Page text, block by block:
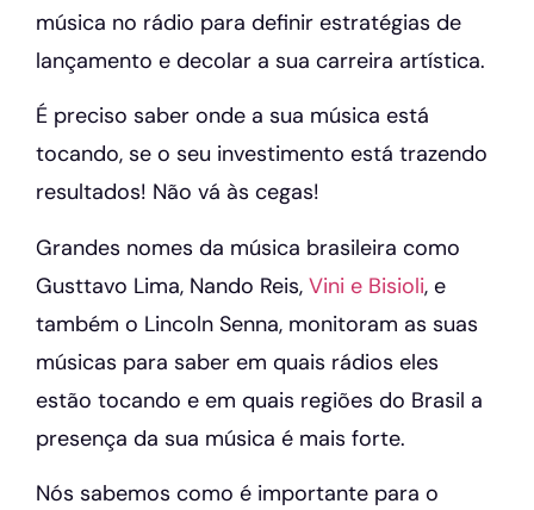
música no rádio para definir estratégias de
lançamento e decolar a sua carreira artística.
É preciso saber onde a sua música está
tocando, se o seu investimento está trazendo
resultados! Não vá às cegas!
Grandes nomes da música brasileira como
Gusttavo Lima, Nando Reis, Vini e Bisioli, e
também o Lincoln Senna, monitoram as suas
músicas para saber em quais rádios eles
estão tocando e em quais regiões do Brasil a
presença da sua música é mais forte.
Nós sabemos como é importante para o